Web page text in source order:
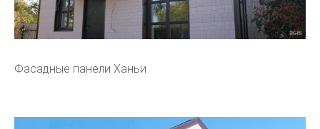
Фасадные панели Ханьи